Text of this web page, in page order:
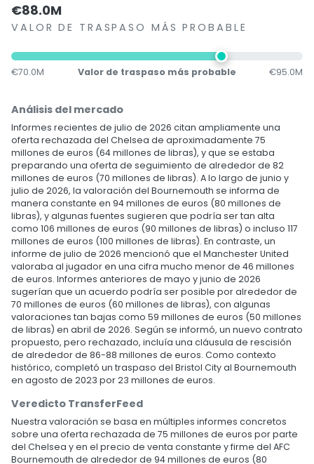
€88.0M
VALOR DE TRASPASO MÁS PROBABLE
€70.0M Valor de traspaso más probable €95.0M
Análisis del mercado
Informes recientes de julio de 2026 citan ampliamente una
oferta rechazada del Chelsea de aproximadamente 75
millones de euros (64 millones de libras), y que se estaba
preparando una oferta de seguimiento de alrededor de 82
millones de euros (70 millones de libras). A lo largo de junio y
julio de 2026, la valoración del Bournemouth se informa de
manera constante en 94 millones de euros (80 millones de
libras), y algunas fuentes sugieren que podría ser tan alta
como 106 millones de euros (90 millones de libras) o incluso 117
millones de euros (100 millones de libras). En contraste, un
informe de julio de 2026 mencionó que el Manchester United
valoraba al jugador en una cifra mucho menor de 46 millones
de euros. Informes anteriores de mayo y junio de 2026
sugerían que un acuerdo podría ser posible por alrededor de
70 millones de euros (60 millones de libras), con algunas
valoraciones tan bajas como 59 millones de euros (50 millones
de libras) en abril de 2026. Según se informó, un nuevo contrato
propuesto, pero rechazado, incluía una cláusula de rescisión
de alrededor de 86-88 millones de euros. Como contexto
histórico, completó un traspaso del Bristol City al Bournemouth
en agosto de 2023 por 23 millones de euros.
Veredicto TransferFeed
Nuestra valoración se basa en múltiples informes concretos
sobre una oferta rechazada de 75 millones de euros por parte
del Chelsea y en el precio de venta constante y firme del AFC
Bournemouth de alrededor de 94 millones de euros (80